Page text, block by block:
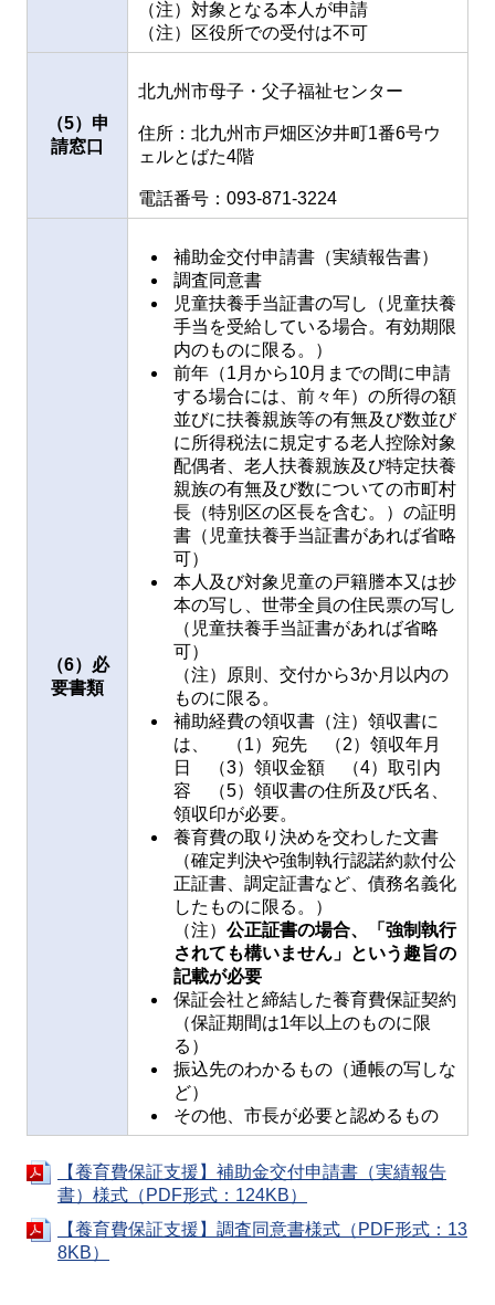
（注）対象となる本人が申請
（注）区役所での受付は不可
（5）申
請窓口
北九州市母子・父子福祉センター
住所：北九州市戸畑区汐井町1番6号ウ
ェルとばた4階
電話番号：093-871-3224
（6）必
要書類
補助金交付申請書（実績報告書）
調査同意書
児童扶養手当証書の写し（児童扶養
手当を受給している場合。有効期限
内のものに限る。）
前年（1月から10月までの間に申請
する場合には、前々年）の所得の額
並びに扶養親族等の有無及び数並び
に所得税法に規定する老人控除対象
配偶者、老人扶養親族及び特定扶養
親族の有無及び数についての市町村
長（特別区の区長を含む。）の証明
書（児童扶養手当証書があれば省略
可）
本人及び対象児童の戸籍謄本又は抄
本の写し、世帯全員の住民票の写し
（児童扶養手当証書があれば省略
可）
（注）原則、交付から3か月以内の
ものに限る。
補助経費の領収書（注）領収書に
は、 （1）宛先 （2）領収年月
日 （3）領収金額 （4）取引内
容 （5）領収書の住所及び氏名、
領収印が必要。
養育費の取り決めを交わした文書
（確定判決や強制執行認諾約款付公
正証書、調定証書など、債務名義化
したものに限る。）
（注）公正証書の場合、「強制執行
されても構いません」という趣旨の
記載が必要
保証会社と締結した養育費保証契約
（保証期間は1年以上のものに限
る）
振込先のわかるもの（通帳の写しな
ど）
その他、市長が必要と認めるもの
【養育費保証支援】補助金交付申請書（実績報告
書）様式（PDF形式：124KB）
【養育費保証支援】調査同意書様式（PDF形式：13
8KB）